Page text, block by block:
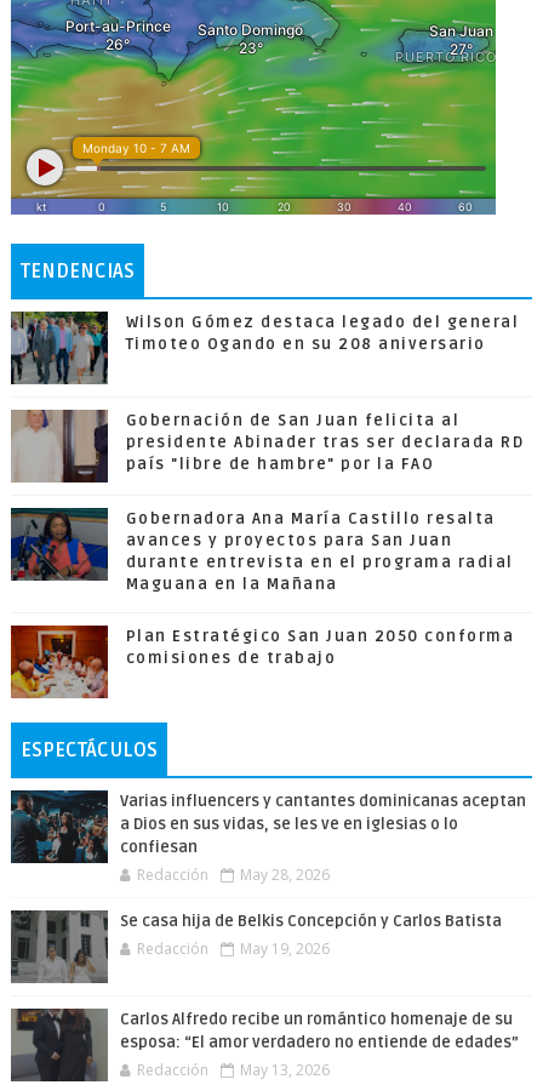
TENDENCIAS
Wilson Gómez destaca legado del general
Timoteo Ogando en su 208 aniversario
Gobernación de San Juan felicita al
presidente Abinader tras ser declarada RD
país "libre de hambre" por la FAO
Gobernadora Ana María Castillo resalta
avances y proyectos para San Juan
durante entrevista en el programa radial
Maguana en la Mañana
Plan Estratégico San Juan 2050 conforma
comisiones de trabajo
ESPECTÁCULOS
Varias influencers y cantantes dominicanas aceptan
a Dios en sus vidas, se les ve en iglesias o lo
confiesan
Redacción May 28, 2026
Se casa hija de Belkis Concepción y Carlos Batista
Redacción May 19, 2026
Carlos Alfredo recibe un romántico homenaje de su
esposa: “El amor verdadero no entiende de edades”
Redacción May 13, 2026